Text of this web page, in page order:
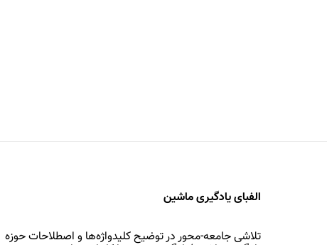
الفبای یادگیری ماشین
تلاشی جامعه-محور در توضیح کلیدواژه‌ها و اصطلاحات حوزه